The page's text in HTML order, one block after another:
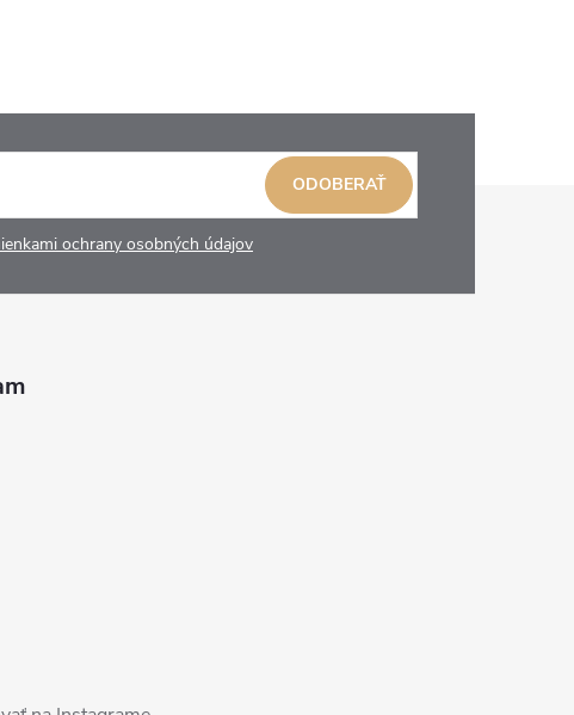
ochrany osobných údajov
ODOBERAŤ